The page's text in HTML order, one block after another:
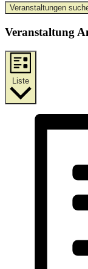
Veranstaltungen
Veranstaltung
Liste